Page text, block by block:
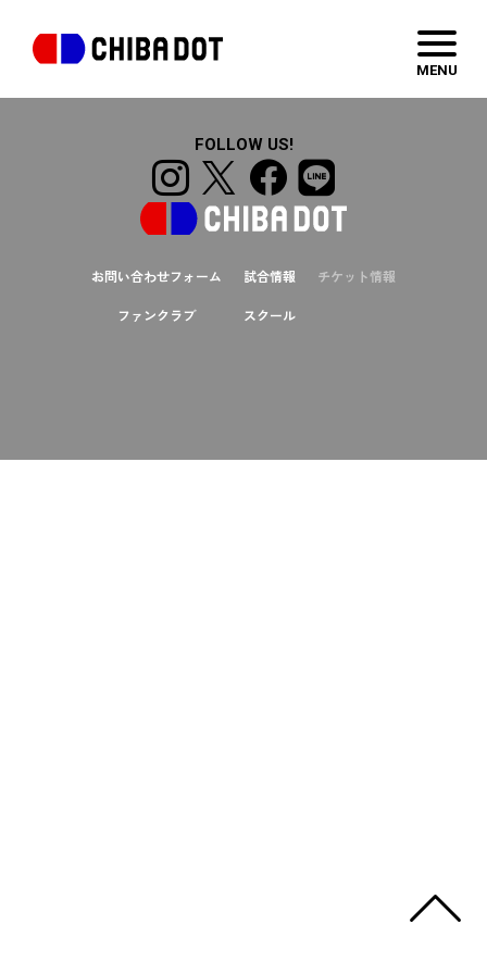
MENU
FOLLOW US!
お問い合わせフォーム 試合情報 チケット情報
ファンクラブ スクール